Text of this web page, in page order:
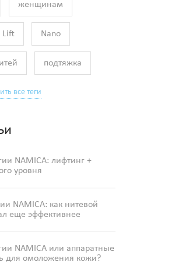
женщинам
Lift Nano
подтяжка
все теги
NAMICA: лифтинг +
уровня
NAMICA: как нитевой
еще эффективнее
NAMICA или аппаратные
для омоложения кожи?